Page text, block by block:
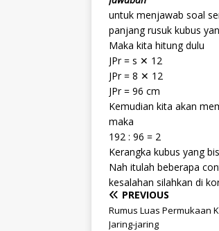
untuk menjawab soal
panjang rusuk kubus
Maka kita hitung dulu
JPr = s ✕ 12
JPr = 8 ✕ 12
JPr = 96 cm
Kemudian kita akan
maka
192 : 96 = 2
Kerangka kubus yang
Nah itulah beberapa
kesalahan silahkan di
PREVIOUS
Rumus Luas Permukaan
Jaring-jaring